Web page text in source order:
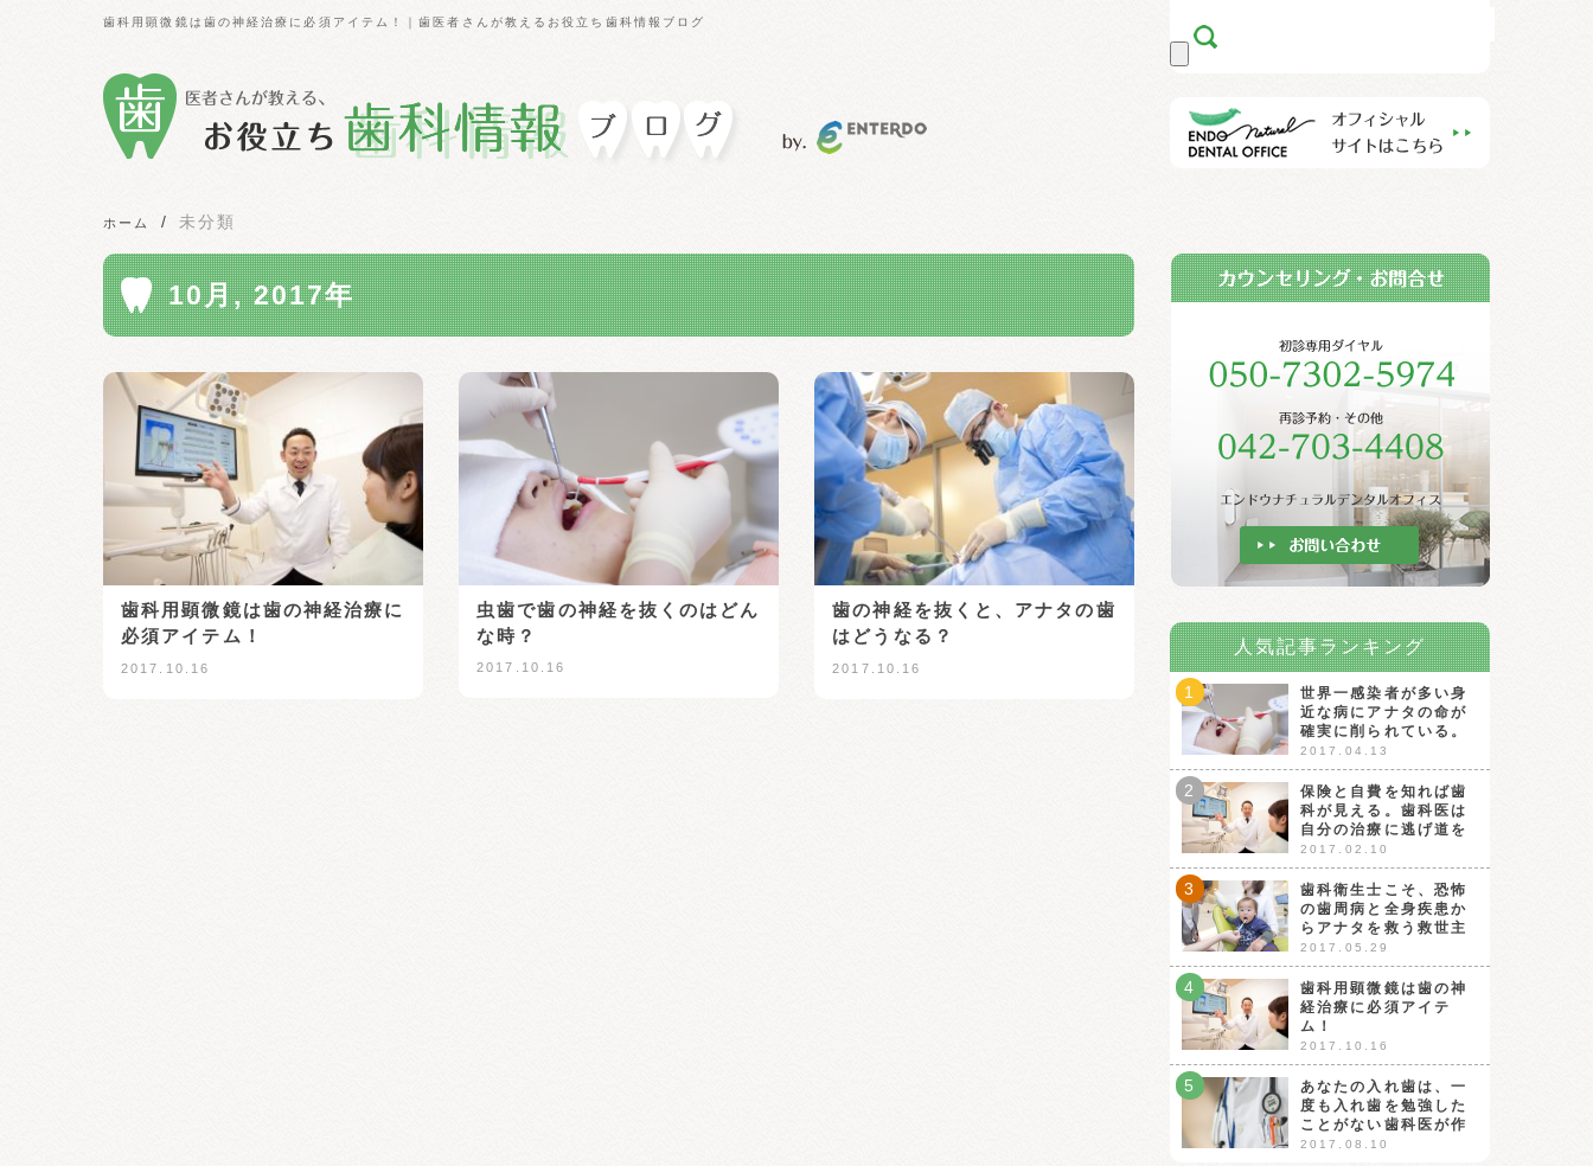
歯科用顕微鏡は歯の神経治療に必須アイテム！｜歯医者さんが教えるお役立ち歯科情報ブログ
ホーム 未分類
10月, 2017年
歯科用顕微鏡は歯の神経治療に
必須アイテム！
2017.10.16
虫歯で歯の神経を抜くのはどん
な時？
2017.10.16
歯の神経を抜くと、アナタの歯
はどうなる？
2017.10.16
人気記事ランキング
1
世界一感染者が多い身
近な病にアナタの命が
確実に削られている。
2017.04.13
2
保険と自費を知れば歯
科が見える。歯科医は
自分の治療に逃げ道を
2017.02.10
3
歯科衛生士こそ、恐怖
の歯周病と全身疾患か
らアナタを救う救世主
2017.05.29
4
歯科用顕微鏡は歯の神
経治療に必須アイテ
ム！
2017.10.16
5
あなたの入れ歯は、一
度も入れ歯を勉強した
ことがない歯科医が作
2017.08.10